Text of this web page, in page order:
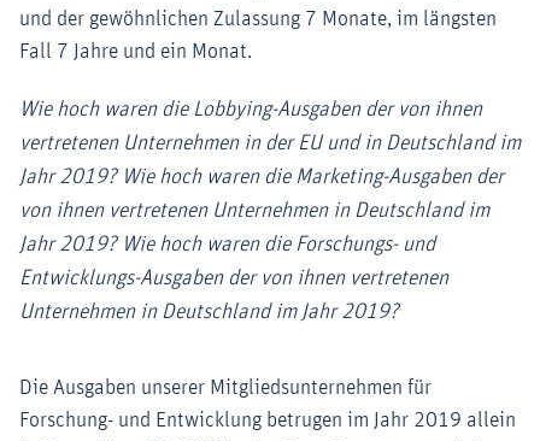
und der gewöhnlichen Zulassung 7 Monate, im längsten
Fall 7 Jahre und ein Monat.
Wie hoch waren die Lobbying-Ausgaben der von ihnen
vertretenen Unternehmen in der EU und in Deutschland im
Jahr 2019? Wie hoch waren die Marketing-Ausgaben der
von ihnen vertretenen Unternehmen in Deutschland im
Jahr 2019? Wie hoch waren die Forschungs- und
Entwicklungs-Ausgaben der von ihnen vertretenen
Unternehmen in Deutschland im Jahr 2019?
Die Ausgaben unserer Mitgliedsunternehmen für
Forschung- und Entwicklung betrugen im Jahr 2019 allein